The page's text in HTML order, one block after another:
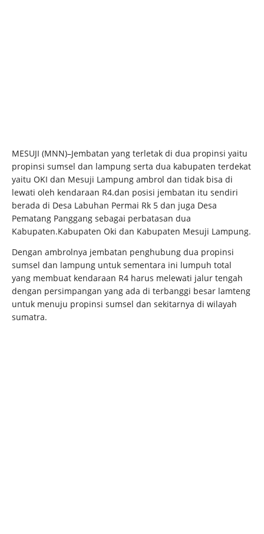
MESUJI (MNN)–Jembatan yang terletak di dua propinsi yaitu
propinsi sumsel dan lampung serta dua kabupaten terdekat
yaitu OKI dan Mesuji Lampung ambrol dan tidak bisa di
lewati oleh kendaraan R4.dan posisi jembatan itu sendiri
berada di Desa Labuhan Permai Rk 5 dan juga Desa
Pematang Panggang sebagai perbatasan dua
Kabupaten.Kabupaten Oki dan Kabupaten Mesuji Lampung.
Dengan ambrolnya jembatan penghubung dua propinsi
sumsel dan lampung untuk sementara ini lumpuh total
yang membuat kendaraan R4 harus melewati jalur tengah
dengan persimpangan yang ada di terbanggi besar lamteng
untuk menuju propinsi sumsel dan sekitarnya di wilayah
sumatra.